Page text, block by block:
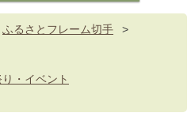
ふるさとフレーム切手
>
り・イベント